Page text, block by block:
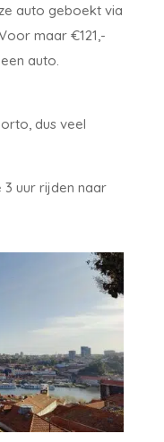
auto geboekt via
Voor maar €121,-
auto.
dus veel
3 uur rijden naar